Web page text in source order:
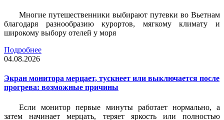
Многие путешественники выбирают путевки во Вьетнам
благодаря разнообразию курортов, мягкому климату и
широкому выбору отелей у моря
Подробнее
04.08.2026
Экран монитора мерцает, тускнеет или выключается после
прогрева: возможные причины
Если монитор первые минуты работает нормально, а
затем начинает мерцать, теряет яркость или полностью